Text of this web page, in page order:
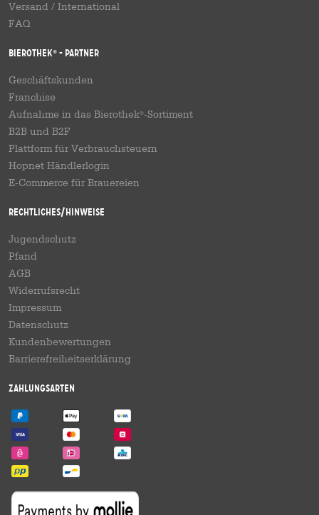
Versand / International
FAQ
Bierothek® - Partner
Geschäftskunden
Franchise
Aufnahme in das Bierothek®-Sortiment
B2B und B2F
Plattform für Verbrauchsteuern
Hopnet Händlerlogin
E-Commerce für Brauereien
Rechtliches/Hinweise
Jugendschutz
Pfand
AGB
Widerrufsrecht
Impressum
Datenschutz
Kundenbewertungen
Barrierefreiheitserklärung
Zahlungsarten